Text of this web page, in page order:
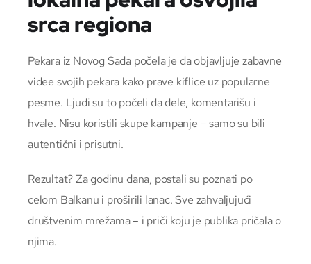
srca regiona
Pekara iz Novog Sada počela je da objavljuje zabavne
videe svojih pekara kako prave kiflice uz popularne
pesme. Ljudi su to počeli da dele, komentarišu i
hvale. Nisu koristili skupe kampanje – samo su bili
autentični i prisutni.
Rezultat? Za godinu dana, postali su poznati po
celom Balkanu i proširili lanac. Sve zahvaljujući
društvenim mrežama – i priči koju je publika pričala o
njima.